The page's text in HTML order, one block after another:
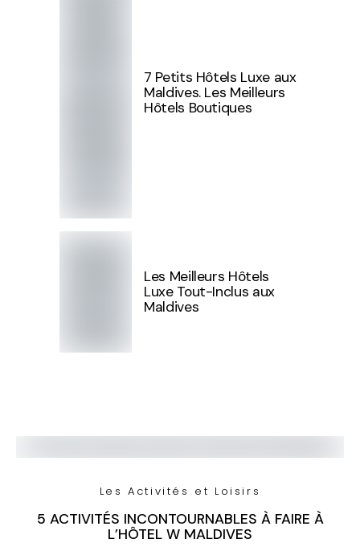
7 Petits Hôtels Luxe aux
Maldives. Les Meilleurs
Hôtels Boutiques
Les Meilleurs Hôtels
Luxe Tout-Inclus aux
Maldives
Les Activités et Loisirs
5 ACTIVITÉS INCONTOURNABLES À FAIRE À
L’HÔTEL W MALDIVES